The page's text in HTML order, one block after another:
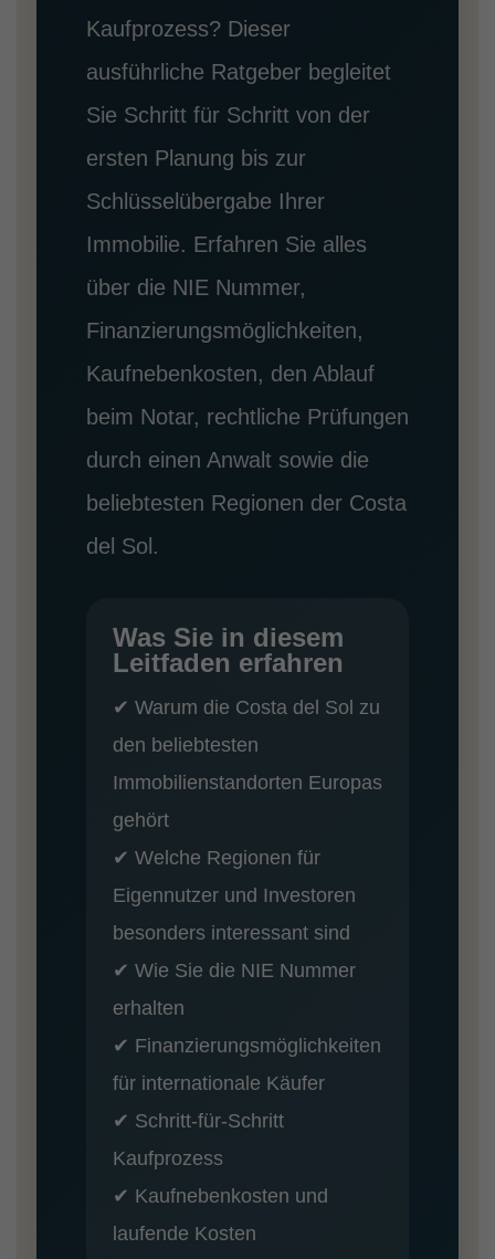
Kaufprozess? Dieser
ausführliche Ratgeber begleitet
Sie Schritt für Schritt von der
ersten Planung bis zur
Schlüsselübergabe Ihrer
Immobilie. Erfahren Sie alles
über die NIE Nummer,
Finanzierungsmöglichkeiten,
Kaufnebenkosten, den Ablauf
beim Notar, rechtliche Prüfungen
durch einen Anwalt sowie die
beliebtesten Regionen der Costa
del Sol.
Was Sie in diesem
Leitfaden erfahren
✔ Warum die Costa del Sol zu
den beliebtesten
Immobilienstandorten Europas
gehört
✔ Welche Regionen für
Eigennutzer und Investoren
besonders interessant sind
✔ Wie Sie die NIE Nummer
erhalten
✔ Finanzierungsmöglichkeiten
für internationale Käufer
✔ Schritt-für-Schritt
Kaufprozess
✔ Kaufnebenkosten und
laufende Kosten